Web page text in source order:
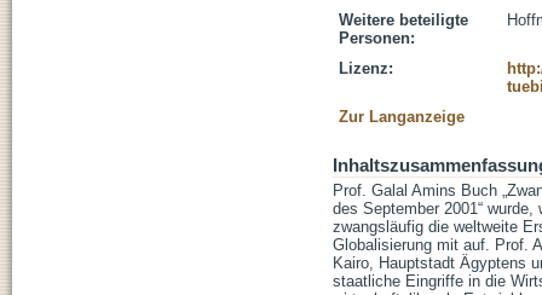
Weitere beteiligte
Personen:
Lizenz:
Zur Langanzeige
Prof. Galal Amins Buch
des September 2001“
zwangsläufig die weltweite
Globalisierung mit auf. Prof.
Kairo, Hauptstadt Ägyptens
staatliche Eingriffe in die